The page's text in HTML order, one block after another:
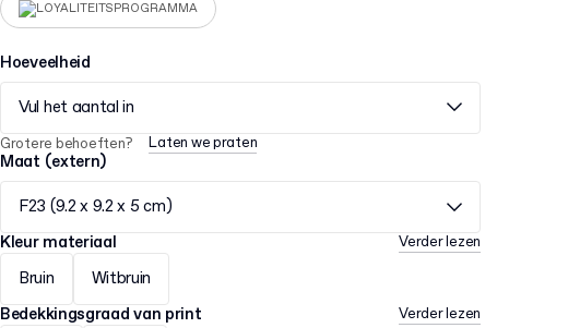
LOYALITEITSPROGRAMMA
Hoeveelheid
Vul het aantal in
Grotere behoeften? Laten we praten
Maat (extern)
F23 (9.2 x 9.2 x 5 cm)
Kleur materiaal
Verder lezen
Bruin
Witbruin
Bedekkingsgraad van print
Verder lezen